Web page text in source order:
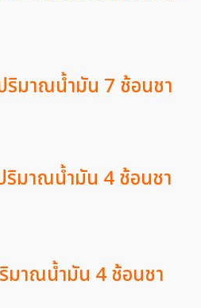
ริมาณน้ำมัน 7 ช้อนชา
ริมาณน้ำมัน 4 ช้อนชา
มาณน้ำมัน 4 ช้อนชา